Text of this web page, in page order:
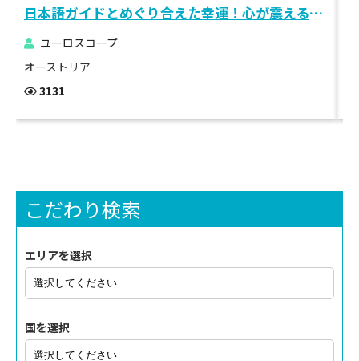
日本語ガイドとめぐり合えた幸運！心が震える、美しさとの出会い。人生に刻まれるウィーンの街歩き
ユーロスコープ
オーストリア
3131
こだわり検索
エリアを選択
国を選択